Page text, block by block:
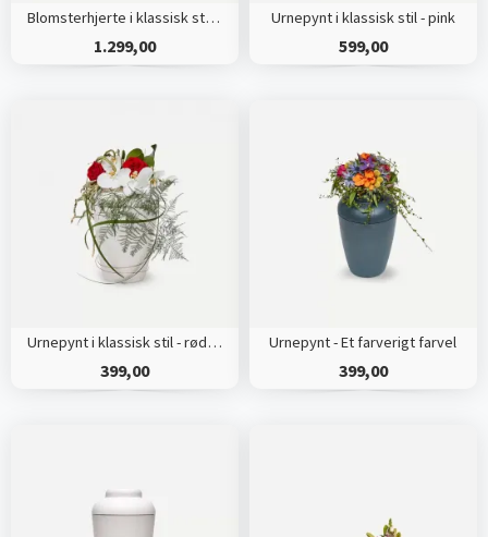
Blomsterhjerte i klassisk stil - pink
1.299,00
Urnepynt i klassisk stil - pink
599,00
Urnepynt i klassisk stil - rød og hvid
399,00
Urnepynt - Et farverigt farvel
399,00